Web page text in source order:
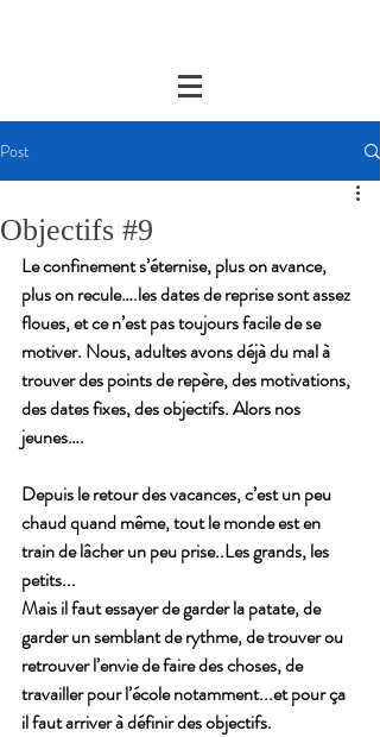
Post
Objectifs #9
Le confinement s’éternise, plus on avance,
plus on recule….les dates de reprise sont assez
floues, et ce n’est pas toujours facile de se
motiver. Nous, adultes avons déjà du mal à
trouver des points de repère, des motivations,
des dates fixes, des objectifs. Alors nos
jeunes….
Depuis le retour des vacances, c’est un peu
chaud quand même, tout le monde est en
train de lâcher un peu prise..Les grands, les
petits...
Mais il faut essayer de garder la patate, de
garder un semblant de rythme, de trouver ou
retrouver l’envie de faire des choses, de
travailler pour l’école notamment...et pour ça
il faut arriver à définir des objectifs.